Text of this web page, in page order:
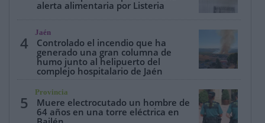
alerta alimentaria por Listeria
4
Jaén
Controlado el incendio que ha
generado una gran columna de
humo junto al helipuerto del
complejo hospitalario de Jaén
5
Provincia
Muere electrocutado un hombre de
64 años en una torre eléctrica en